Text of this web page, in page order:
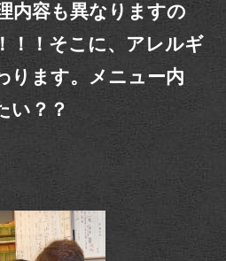
内容も異なりますの
！！そこに、アレルギ
ります。メニュー内
い？？